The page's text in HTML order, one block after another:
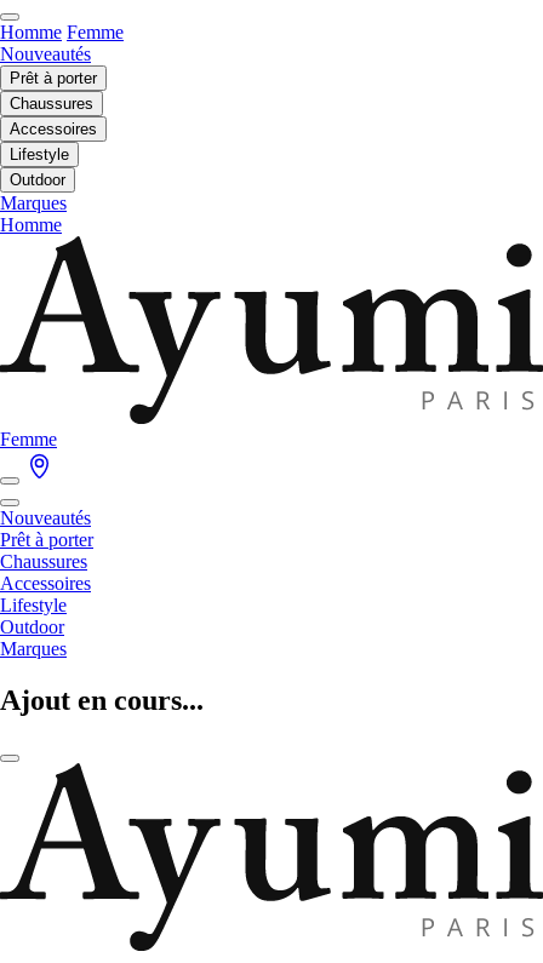
Homme Femme
Nouveautés
Prêt à porter
Chaussures
Accessoires
Lifestyle
Outdoor
Marques
Homme
Femme
Nouveautés
Prêt à porter
Chaussures
Accessoires
Lifestyle
Outdoor
Marques
Ajout en cours...